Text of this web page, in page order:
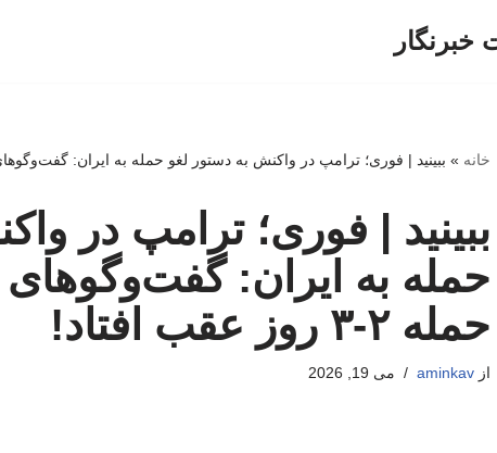
خبرنگار
خانه » ببینید | فوری؛ ترامپ در واکنش به دستور لغو حمله به ایران: گفت‌وگوهای مهم در
ببینید | فوری؛ ترامپ در
حمله به ایران:
حمله ۲-۳ روز عقب افتاد!
ازaminkav می 19, 2026